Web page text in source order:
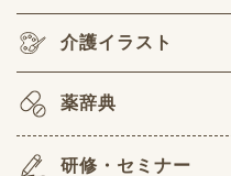
介護イラスト
薬辞典
研修・セミナー